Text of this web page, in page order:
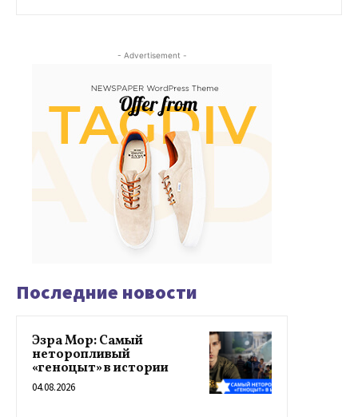
- Advertisement -
Последние новости
Эзра Мор: Самый
неторопливый
«геноцыт» в истории
04.08.2026